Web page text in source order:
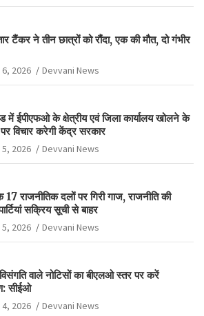
टैंकर ने तीन छात्रों को रौंदा, एक की मौत, दो गंभीर
2026 Devvani News
में ईपीएफओ के क्षेत्रीय एवं जिला कार्यालय खोलने के
पर विचार करेगी केंद्र सरकार
2026 Devvani News
राजनीतिक दलों पर गिरी गाज, राजनीति की
सक्रिय सूची से बाहर
2026 Devvani News
वाले नोटिसों का बीएलओ स्तर पर करें
सीईओ
2026 Devvani News